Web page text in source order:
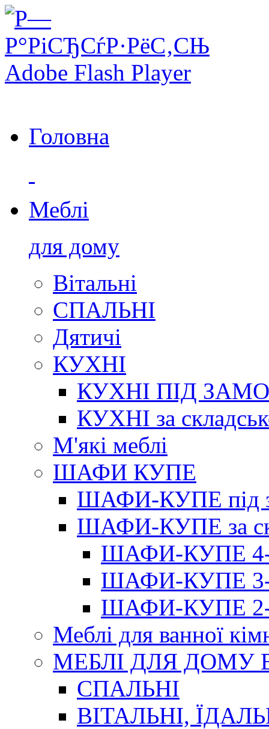
Головна
Меблі
для дому
Вітальні
СПАЛЬНІ
Дятичі
КУХНІ
КУХНІ ПІД
КУХНІ за
М'які меблі
ШАФИ КУПЕ
ШАФИ-КУПЕ під
ШАФИ-КУПЕ за
ШАФИ-КУПЕ 4-х
ШАФИ-КУПЕ 3-х
ШАФИ-КУПЕ 2-х
Меблі для ванної
МЕБЛІ ДЛЯ ДОМУ
СПАЛЬНІ
ВІТАЛЬНІ,